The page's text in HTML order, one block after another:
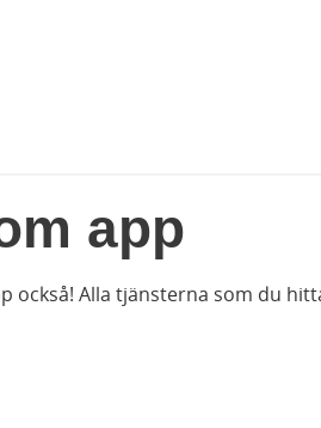
app
också! Alla tjänsterna som du